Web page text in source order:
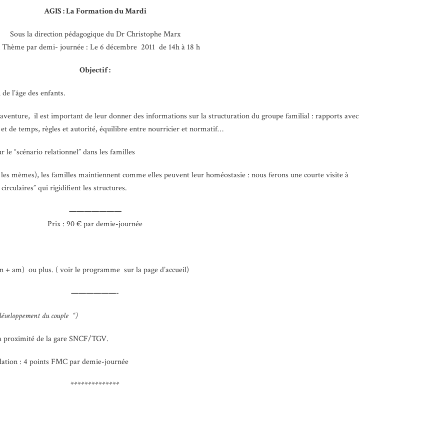
AGIS : La Formation du Mardi
Sous la direction pédagogique du Dr Christophe Marx
par demi- journée : Le 6 décembre 2011 de 14h à 18 h
Objectif :
l’âge des enfants.
il est important de leur donner des informations sur la structuration du groupe familial : rapports avec
et de temps, règles et autorité, équilibre entre nourricier et normatif…
le “scénario relationnel” dans les familles
mêmes), les familles maintiennent comme elles peuvent leur homéostasie : nous ferons une courte visite à
qui rigidifient les structures.
———————
Prix : 90 € par demie-journée
am) ou plus. ( voir le programme sur la page d’accueil)
——————-
du couple “)
proximité de la gare SNCF/TGV.
: 4 points FMC par demie-journée
**************